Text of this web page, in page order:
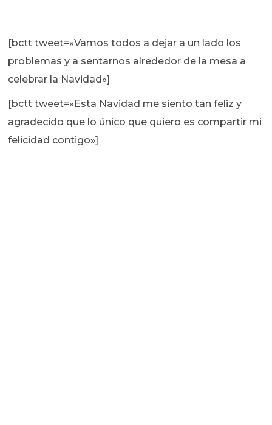
[bctt tweet=»Vamos todos a dejar a un lado los
problemas y a sentarnos alrededor de la mesa a
celebrar la Navidad»]
[bctt tweet=»Esta Navidad me siento tan feliz y
agradecido que lo único que quiero es compartir mi
felicidad contigo»]